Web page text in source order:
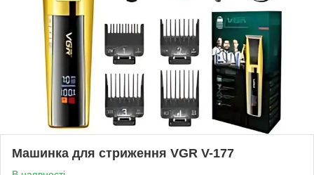
Машинка для стриження VGR V-177